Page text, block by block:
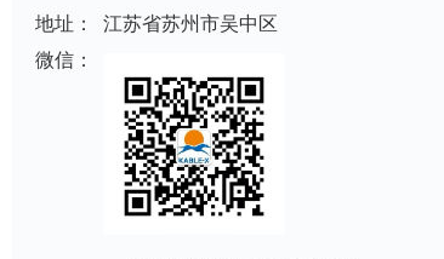
地址：
江苏省苏州市吴中区
微信：